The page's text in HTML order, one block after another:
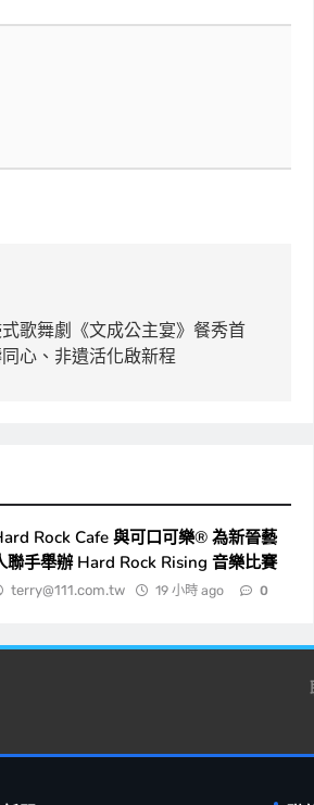
歌舞劇《文成公主宴》餐秀首
心、非遺活化啟新程
Rock Cafe 與可口可樂® 為新晉藝
聯手舉辦 Hard Rock Rising 音樂比賽
terry@111.com.tw 19 小時 ago 0